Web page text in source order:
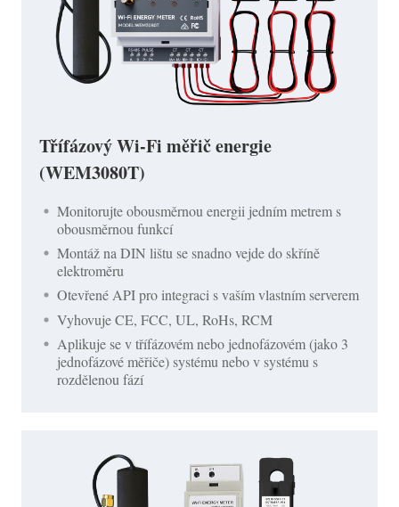
Třífázový Wi-Fi měřič energie
(WEM3080T)
Monitorujte obousměrnou energii jedním metrem s
obousměrnou funkcí
Montáž na DIN lištu se snadno vejde do skříně
elektroměru
Otevřené API pro integraci s vaším vlastním serverem
Vyhovuje CE, FCC, UL, RoHs, RCM
Aplikuje se v třífázovém nebo jednofázovém (jako 3
jednofázové měřiče) systému nebo v systému s
rozdělenou fází